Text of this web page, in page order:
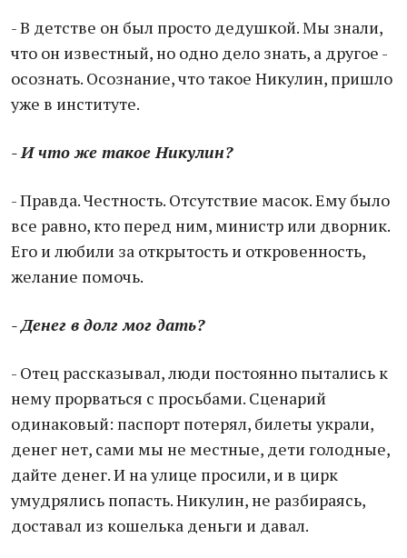
- В детстве он был просто дедушкой. Мы знали,
что он известный, но одно дело знать, а другое -
осознать. Осознание, что такое Никулин, пришло
уже в институте.
- И что же такое Никулин?
- Правда. Честность. Отсутствие масок. Ему было
все равно, кто перед ним, министр или дворник.
Его и любили за открытость и откровенность,
желание помочь.
- Денег в долг мог дать?
- Отец рассказывал, люди постоянно пытались к
нему прорваться с просьбами. Сценарий
одинаковый: паспорт потерял, билеты украли,
денег нет, сами мы не местные, дети голодные,
дайте денег. И на улице просили, и в цирк
умудрялись попасть. Никулин, не разбираясь,
доставал из кошелька деньги и давал.